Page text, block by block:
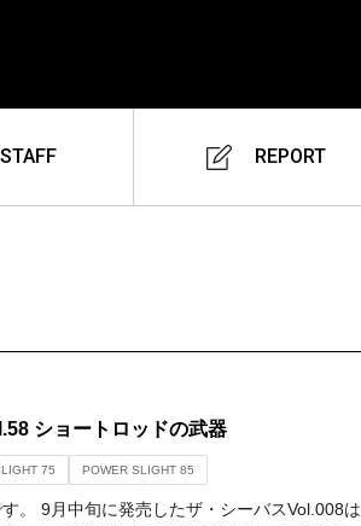
REPORT
ショートロッドの武器
75 POWER SLIGHT 85
。 9月中旬に発売したザ・シーバスVol.008は